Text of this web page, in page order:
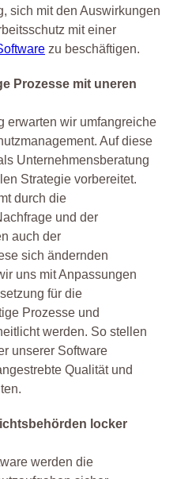
sich mit den Auswirkungen
mit einer
zu beschäftigen.
Prozesse mit uneren
erwarten wir umfangreiche
Auf diese
Unternehmensberatung
Strategie vorbereitet.
durch die
und der
auch der
sich ändernden
uns mit Anpassungen
für die
Prozesse und
werden. So stellen
unserer Software
Qualität und
locker
werden die